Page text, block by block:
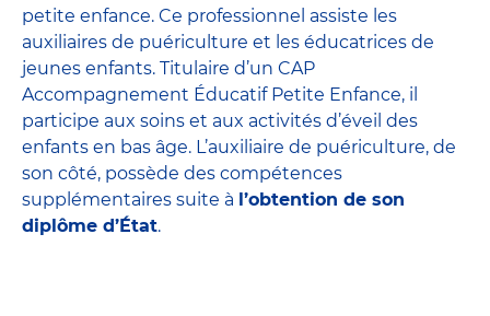
petite enfance. Ce professionnel assiste les
auxiliaires de puériculture et les éducatrices de
jeunes enfants. Titulaire d’un CAP
Accompagnement Éducatif Petite Enfance, il
participe aux soins et aux activités d’éveil des
enfants en bas âge. L’auxiliaire de puériculture, de
son côté, possède des compétences
supplémentaires suite à l’obtention de son
diplôme d’État.